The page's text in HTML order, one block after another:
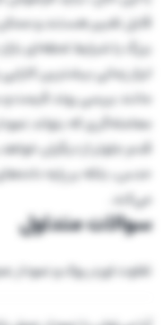
قابل تغییر هستند و
بزرگ یا شرایط لحظه‌ای
ابزار زمانی بیشترین
مانند بررسی روند قیمت و
معامله‌گری که بتواند
قدم جلوتر از دیگران
حدس، بلکه بر پایه
می‌کند.
سوالات متداول
تفاوت اوردر بوک و نمودار